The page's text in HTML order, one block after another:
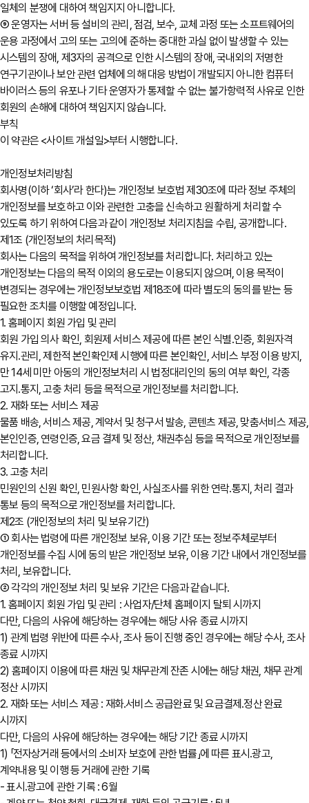
일체의 분쟁에 대하여 책임지지 아니합니다.
⑨ 운영자는 서버 등 설비의 관리, 점검, 보수, 교체 과정 또는 소프트웨어의
운용 과정에서 고의 또는 고의에 준하는 중대한 과실 없이 발생할 수 있는
시스템의 장애, 제3자의 공격으로 인한 시스템의 장애, 국내외의 저명한
연구기관이나 보안 관련 업체에 의해 대응 방법이 개발되지 아니한 컴퓨터
바이러스 등의 유포나 기타 운영자가 통제할 수 없는 불가항력적 사유로 인한
회원의 손해에 대하여 책임지지 않습니다.
부칙
이 약관은 <사이트 개설일>부터 시행합니다.
개인정보처리방침
회사명(이하 ‘회사’라 한다)는 개인정보 보호법 제30조에 따라 정보 주체의
개인정보를 보호하고 이와 관련한 고충을 신속하고 원활하게 처리할 수
있도록 하기 위하여 다음과 같이 개인정보 처리지침을 수립, 공개합니다.
제1조 (개인정보의 처리목적)
회사는 다음의 목적을 위하여 개인정보를 처리합니다. 처리하고 있는
개인정보는 다음의 목적 이외의 용도로는 이용되지 않으며, 이용 목적이
변경되는 경우에는 개인정보보호법 제18조에 따라 별도의 동의를 받는 등
필요한 조치를 이행할 예정입니다.
1. 홈페이지 회원 가입 및 관리
회원 가입 의사 확인, 회원제 서비스 제공에 따른 본인 식별․인증, 회원자격
유지․관리, 제한적 본인확인제 시행에 따른 본인확인, 서비스 부정 이용 방지,
만 14세 미만 아동의 개인정보처리 시 법정대리인의 동의 여부 확인, 각종
고지․통지, 고충 처리 등을 목적으로 개인정보를 처리합니다.
2. 재화 또는 서비스 제공
물품 배송, 서비스 제공, 계약서 및 청구서 발송, 콘텐츠 제공, 맞춤서비스 제공,
본인인증, 연령인증, 요금 결제 및 정산, 채권추심 등을 목적으로 개인정보를
처리합니다.
3. 고충 처리
민원인의 신원 확인, 민원사항 확인, 사실조사를 위한 연락․통지, 처리 결과
통보 등의 목적으로 개인정보를 처리합니다.
제2조 (개인정보의 처리 및 보유기간)
① 회사는 법령에 따른 개인정보 보유, 이용 기간 또는 정보주체로부터
개인정보를 수집 시에 동의 받은 개인정보 보유, 이용 기간 내에서 개인정보를
처리, 보유합니다.
② 각각의 개인정보 처리 및 보유 기간은 다음과 같습니다.
1. 홈페이지 회원 가입 및 관리 : 사업자/단체 홈페이지 탈퇴 시까지
다만, 다음의 사유에 해당하는 경우에는 해당 사유 종료 시까지
1) 관계 법령 위반에 따른 수사, 조사 등이 진행 중인 경우에는 해당 수사, 조사
종료 시까지
2) 홈페이지 이용에 따른 채권 및 채무관계 잔존 시에는 해당 채권, 채무 관계
정산 시까지
2. 재화 또는 서비스 제공 : 재화․서비스 공급완료 및 요금결제․정산 완료
시까지
다만, 다음의 사유에 해당하는 경우에는 해당 기간 종료 시까지
1) 「전자상거래 등에서의 소비자 보호에 관한 법률」에 따른 표시․광고,
계약내용 및 이행 등 거래에 관한 기록
- 표시․광고에 관한 기록 : 6월